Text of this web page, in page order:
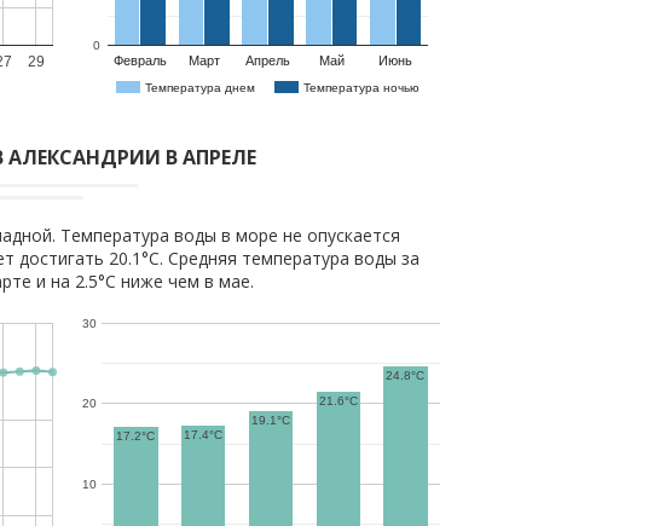
29
Температура днем Температура ночью
Февраль Март Апрель Май Июнь
0
В АПРЕЛЕ
Температура воды в море не опускается
20.1°C. Средняя температура воды за
и на 2.5°C ниже чем в мае.
10
20
30
17.2°C 17.4°C
19.1°C
21.6°C
24.8°C